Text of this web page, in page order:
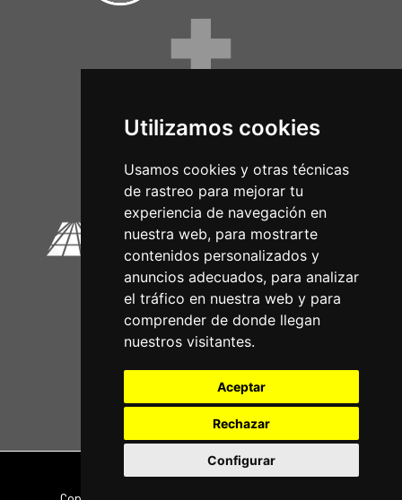
Utilizamos cookies
Usamos cookies y otras técnicas
de rastreo para mejorar tu
experiencia de navegación en
nuestra web, para mostrarte
contenidos personalizados y
anuncios adecuados, para analizar
el tráfico en nuestra web y para
comprender de donde llegan
nuestros visitantes.
Aceptar
Rechazar
Configurar
Circuitos Oficiais
Nota legal|Política de privacidade